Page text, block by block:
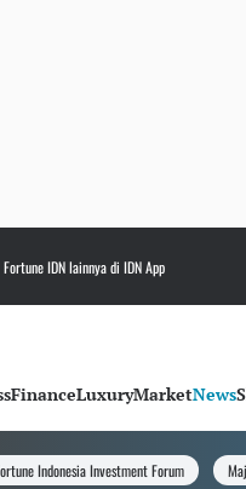
Fortune IDNlainnya di IDN App
FinanceLuxuryMarketNews
Indonesia Investment Forum